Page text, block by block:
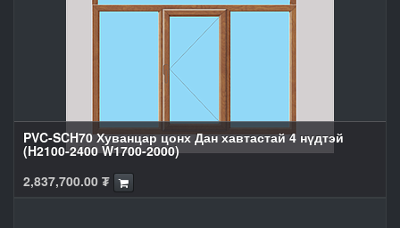
PVC-SCH70 Хуванцар цонх Дан хавтастай 4 нүдтэй
(H2100-2400 W1700-2000)
2,837,700.00 ₮